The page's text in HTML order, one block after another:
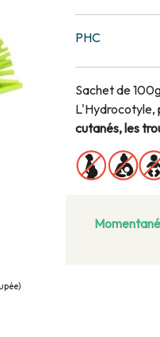
PHC
Sachet de
L'Hydrocotyle,
cutanés, les